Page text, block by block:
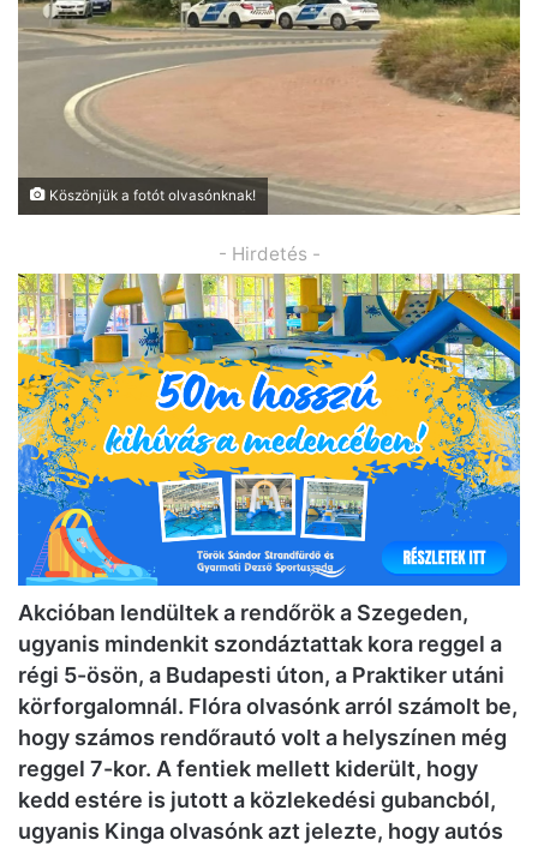
Köszönjük a fotót olvasónknak!
- Hirdetés -
Akcióban lendültek a rendőrök a Szegeden,
ugyanis mindenkit szondáztattak kora reggel a
régi 5-ösön, a Budapesti úton, a Praktiker utáni
körforgalomnál. Flóra olvasónk arról számolt be,
hogy számos rendőrautó volt a helyszínen még
reggel 7-kor. A fentiek mellett kiderült, hogy
kedd estére is jutott a közlekedési gubancból,
ugyanis Kinga olvasónk azt jelezte, hogy autós